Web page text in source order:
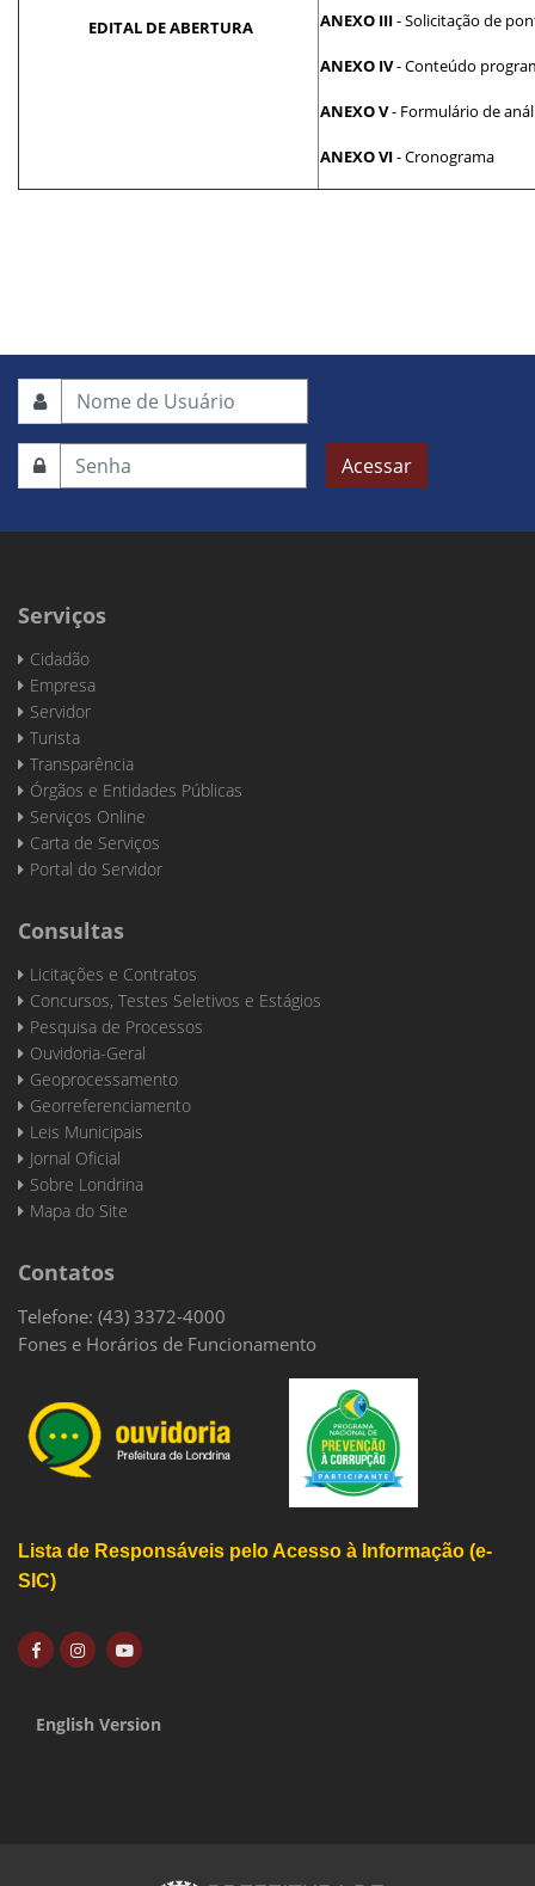
EDITAL DE ABERTURA ANEXO III- Solicitação de
ANEXO IV- Conteúdo
ANEXO V- Formulário de
ANEXO VI- Cronograma
Acessar
Serviços
Cidadão
Empresa
Servidor
Turista
Transparência
Órgãos e Entidades Públicas
Serviços Online
Carta de Serviços
Portal do Servidor
Consultas
Licitações e Contratos
Concursos, Testes Seletivos e Estágios
Pesquisa de Processos
Ouvidoria-Geral
Geoprocessamento
Georreferenciamento
Leis Municipais
Jornal Oficial
Sobre Londrina
Mapa do Site
Contatos
Telefone: (43) 3372-4000
Fones e Horários de Funcionamento
Lista de Responsáveis pelo Acesso à Informação (e-
SIC)
English Version